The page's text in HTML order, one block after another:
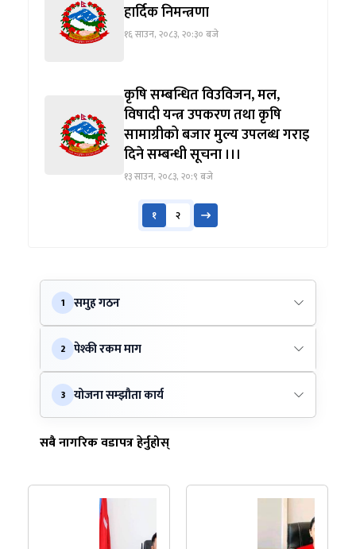
हार्दिक निमन्त्रणा
१६ साउन, २०८३, २०:३० बजे
कृषि सम्बन्धित विउविजन, मल,
विषादी यन्त्र उपकरण तथा कृषि
सामाग्रीको बजार मुल्य उपलब्ध गराइ
दिने सम्बन्धी सूचना ।।।
१३ साउन, २०८३, २०:९ बजे
१ २
1 समुह गठन
2 पेश्की रकम माग
3 योजना सम्झौता कार्य
सबै नागरिक वडापत्र हेर्नुहोस्